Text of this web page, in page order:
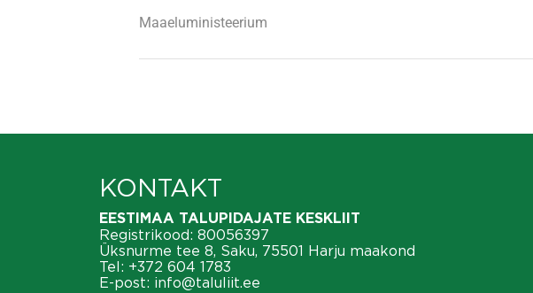
Maaeluministeerium
KONTAKT
EESTIMAA TALUPIDAJATE KESKLIIT
Registrikood: 80056397
Üksnurme tee 8, Saku, 75501 Harju maakond
Tel: +372 604 1783
E-post: info@taluliit.ee